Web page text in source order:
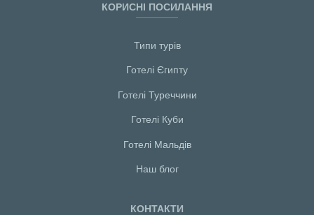
КОРИСНІ ПОСИЛАННЯ
Типи турів
Готелі Єгипту
Готелі Туреччини
Готелі Куби
Готелі Мальдiв
Наш блог
КОНТАКТИ